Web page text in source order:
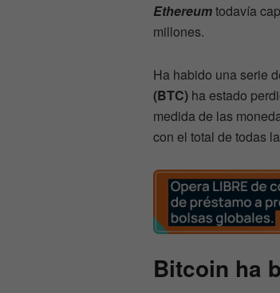
Ethereumtodavía
millones.
Ha habido una serie
(BTC) ha estado
medida de las
con el total de todas
Bitcoin ha